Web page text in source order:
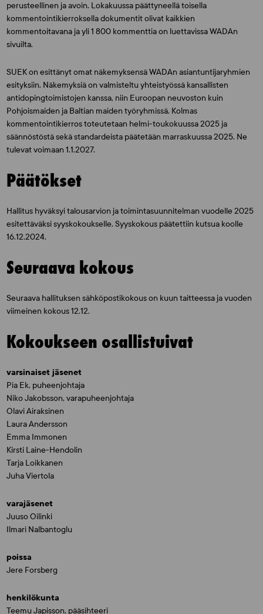
perusteellinen ja avoin. Lokakuussa päättyneellä toisella
kommentointikierroksella dokumentit olivat kaikkien
kommentoitavana ja yli 1 800 kommenttia on luettavissa WADAn
sivuilta.
SUEK on esittänyt omat näkemyksensä WADAn asiantuntijaryhmien
esityksiin. Näkemyksiä on valmisteltu yhteistyössä kansallisten
antidopingtoimistojen kanssa, niin Euroopan neuvoston kuin
Pohjoismaiden ja Baltian maiden työryhmissä. Kolmas
kommentointikierros toteutetaan helmi-toukokuussa 2025 ja
säännöstöstä sekä standardeista päätetään marraskuussa 2025. Ne
tulevat voimaan 1.1.2027.
Päätökset
Hallitus hyväksyi talousarvion ja toimintasuunnitelman vuodelle 2025
esitettäväksi syyskokoukselle. Syyskokous päätettiin kutsua koolle
16.12.2024.
Seuraava kokous
Seuraava hallituksen sähköpostikokous on kuun taitteessa ja vuoden
viimeinen kokous 12.12.
Kokoukseen osallistuivat
varsinaiset jäsenet
Pia Ek, puheenjohtaja
Niko Jakobsson, varapuheenjohtaja
Olavi Airaksinen
Laura Andersson
Emma Immonen
Kirsti Laine-Hendolin
Tarja Loikkanen
Juha Viertola
varajäsenet
Juuso Oilinki
Ilmari Nalbantoglu
poissa
Jere Forsberg
henkilökunta
Teemu Japisson, pääsihteeri